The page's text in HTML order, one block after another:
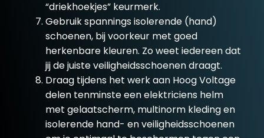
“driekhoekjes” keurmerk.
Gebruik spannings isolerende (hand)
schoenen, bij voorkeur met goed
herkenbare kleuren. Zo weet iedereen dat
jij de juiste veiligheidsschoenen draagt.
Draag tijdens het werk aan Hoog Voltage
delen tenminste een elektriciens helm
met gelaatscherm, multinorm kleding en
isolerende hand- en veiligheidsschoenen